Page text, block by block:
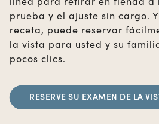
prueba y el ajuste sin cargo.
receta, puede reservar
la vista para usted y su
pocos clics.
RESERVE SU EXAMEN DE LA